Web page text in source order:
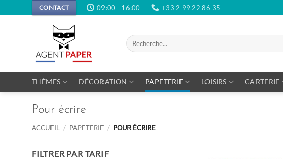
au
CONTACT 09:00 - 16:00 +33 2 99 22 86 35
Recherche
pour :
THÈMES DÉCORATION PAPETERIE LOISIRS CARTERIE
Pour écrire
ACCUEIL / PAPETERIE / POUR ÉCRIRE
FILTRER PAR TARIF